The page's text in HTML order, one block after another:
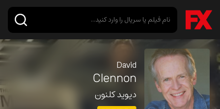
David
Clennon
دیوید کلنون